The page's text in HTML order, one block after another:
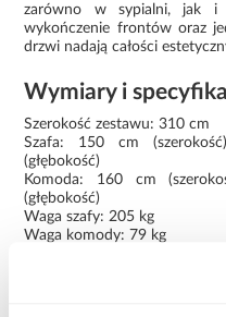
zarówno w sypialni, jak i
wykończenie frontów oraz
drzwi nadają całości
Wymiary i
Szerokość zestawu: 310 cm
Szafa: 150 cm
(głębokość)
Komoda: 160 cm
(głębokość)
Waga szafy: 205 kg
Waga komody: 79 kg
Zestaw szafa i komoda